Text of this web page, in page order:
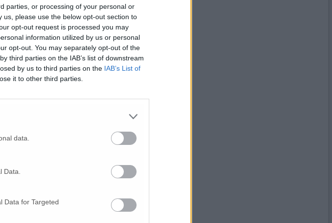
parties, or processing of your personal or
please use the below opt-out section to
opt-out request is processed you may
information utilized by us or personal
opt-out. You may separately opt-out of the
third parties on the IAB’s list of downstream
by us to third parties on the IAB’s List of
it to other third parties.
data.
Data.
Data for Targeted